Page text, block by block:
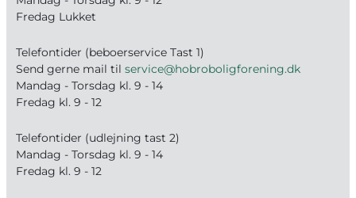
Fredag Lukket
Telefontider (beboerservice Tast 1)
Send gerne mail til service@hobroboligforening.dk
Mandag - Torsdag kl. 9 - 14
Fredag kl. 9 - 12
Telefontider (udlejning tast 2)
Mandag - Torsdag kl. 9 - 14
Fredag kl. 9 - 12